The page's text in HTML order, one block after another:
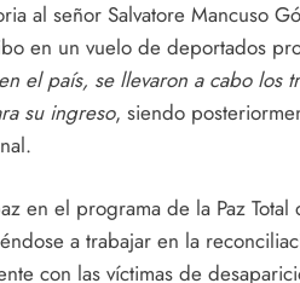
al señor Salvatore Mancuso
en un vuelo de deportados
el país, se llevaron a cabo los
su ingreso, siendo
en el programa de la Paz Total
a trabajar en la
con las víctimas de